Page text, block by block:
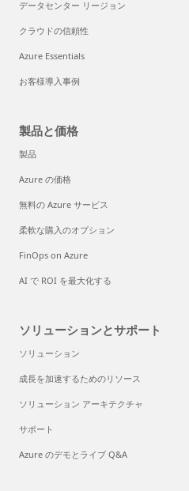
データセンター リージョン
クラウドの信頼性
Azure Essentials
お客様導入事例
製品と価格
製品
Azure の価格
無料の Azure サービス
柔軟な購入のオプション
FinOps on Azure
AI で ROI を最大化する
ソリューションとサポート
ソリューション
成長を加速するためのリソース
ソリューション アーキテクチャ
サポート
Azure のデモとライブ Q&A